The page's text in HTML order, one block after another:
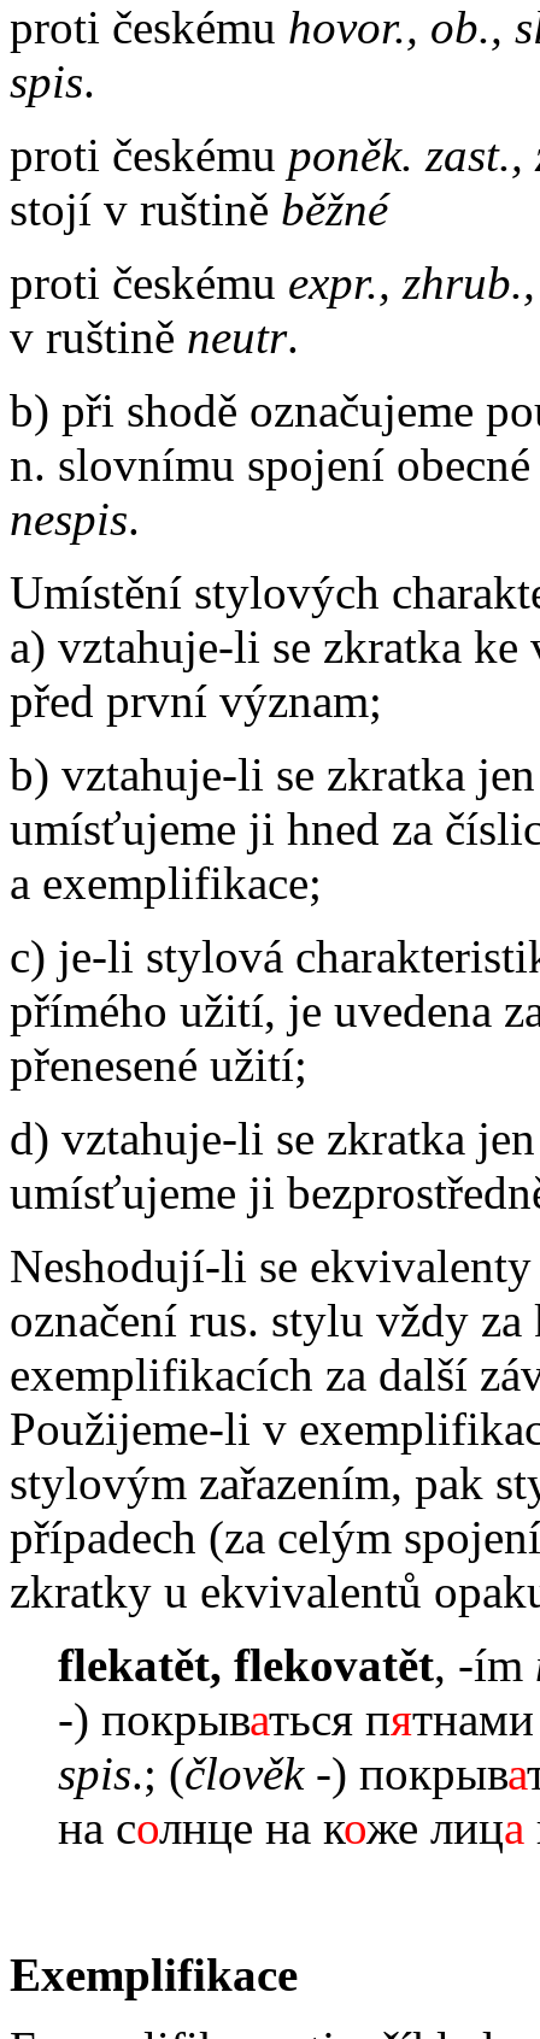
proti českému hovor., ob.,
spis.
proti českému poněk.
stojí v ruštině běžné
proti českému expr.,
v ruštině neutr.
b) při shodě označujeme
n. slovnímu spojení
nespis.
Umístění stylových
a) vztahuje-li se zkratka ke
před první význam;
b) vztahuje-li se zkratka
umísťujeme ji hned za
a exemplifikace;
c) je-li stylová
přímého užití, je uvedena
přenesené užití;
d) vztahuje-li se zkratka
umísťujeme ji
Neshodují-li se
označení rus. stylu vždy
exemplifikacích za další
Použijeme-li v
stylovým zařazením, pak
případech (za celým
zkratky u ekvivalentů
flekatět, flekovatět, -ím
-) покрываться пя
spis.; (člověk-) покрыва
на солнце на коже лица
Exemplifikace